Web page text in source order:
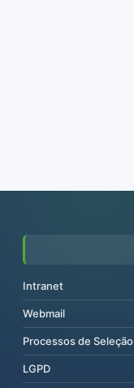
Intranet
Webmail
Processos de Seleção
LGPD